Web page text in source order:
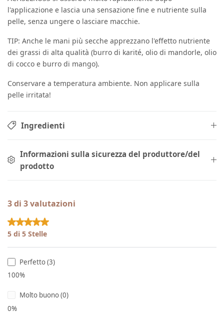
l'applicazione e lascia una sensazione fine e nutriente sulla
pelle, senza ungere o lasciare macchie.
TIP: Anche le mani più secche apprezzano l'effetto nutriente
dei grassi di alta qualità (burro di karité, olio di mandorle, olio
di cocco e burro di mango).
Conservare a temperatura ambiente. Non applicare sulla
pelle irritata!
Ingredienti
Informazioni sulla sicurezza del produttore/del
prodotto
3 di 3 valutazioni
Valutazione media di 5 su 5 stelle
5 di 5 Stelle
Perfetto (3)
100%
Molto buono (0)
0%